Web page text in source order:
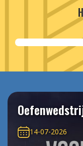
14-07-2026